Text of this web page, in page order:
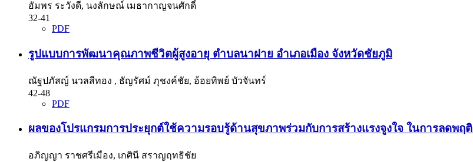
อัมพร ระวังดี, นงลักษณ์ เมธากาญจนศักดิ์
32-41
PDF
รูปแบบการพัฒนาคุณภาพชีวิตผู้สูงอายุ ตำบลนาฝาย อำเภอเมือง จังหวัดชัยภูมิ
ณัฐปภัสญ์ นวลสีทอง , ธัญรัศม์ ภุชงค์ชัย, อ้อยทิพย์ บัวจันทร์
42-48
PDF
ผลของโปรแกรมการประยุกต์ใช้ความรอบรู้ด้านสุขภาพร่วมกับการสร้างแรงจูงใจ ในการลดพ
อภิญญา ราชศรีเมือง, เกศินี สราญฤทธิชัย